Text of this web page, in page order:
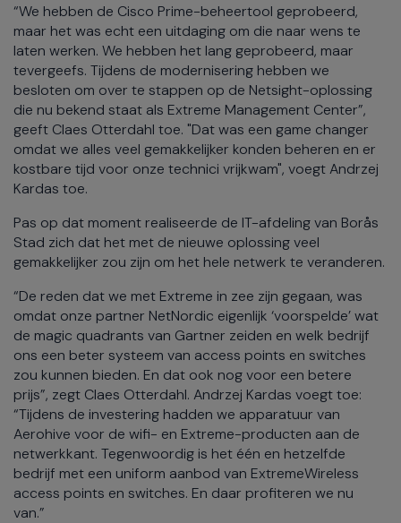
“We hebben de Cisco Prime-beheertool geprobeerd,
maar het was echt een uitdaging om die naar wens te
laten werken. We hebben het lang geprobeerd, maar
tevergeefs. Tijdens de modernisering hebben we
besloten om over te stappen op de Netsight-oplossing
die nu bekend staat als Extreme Management Center”,
geeft Claes Otterdahl toe. "Dat was een game changer
omdat we alles veel gemakkelijker konden beheren en er
kostbare tijd voor onze technici vrijkwam", voegt Andrzej
Kardas toe.
Pas op dat moment realiseerde de IT-afdeling van Borås
Stad zich dat het met de nieuwe oplossing veel
gemakkelijker zou zijn om het hele netwerk te veranderen.
“De reden dat we met Extreme in zee zijn gegaan, was
omdat onze partner NetNordic eigenlijk ‘voorspelde’ wat
de magic quadrants van Gartner zeiden en welk bedrijf
ons een beter systeem van access points en switches
zou kunnen bieden. En dat ook nog voor een betere
prijs”, zegt Claes Otterdahl. Andrzej Kardas voegt toe:
“Tijdens de investering hadden we apparatuur van
Aerohive voor de wifi- en Extreme-producten aan de
netwerkkant. Tegenwoordig is het één en hetzelfde
bedrijf met een uniform aanbod van ExtremeWireless
access points en switches. En daar profiteren we nu
van.”